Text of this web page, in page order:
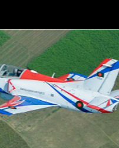
এক্সারসাইজ টাইগার